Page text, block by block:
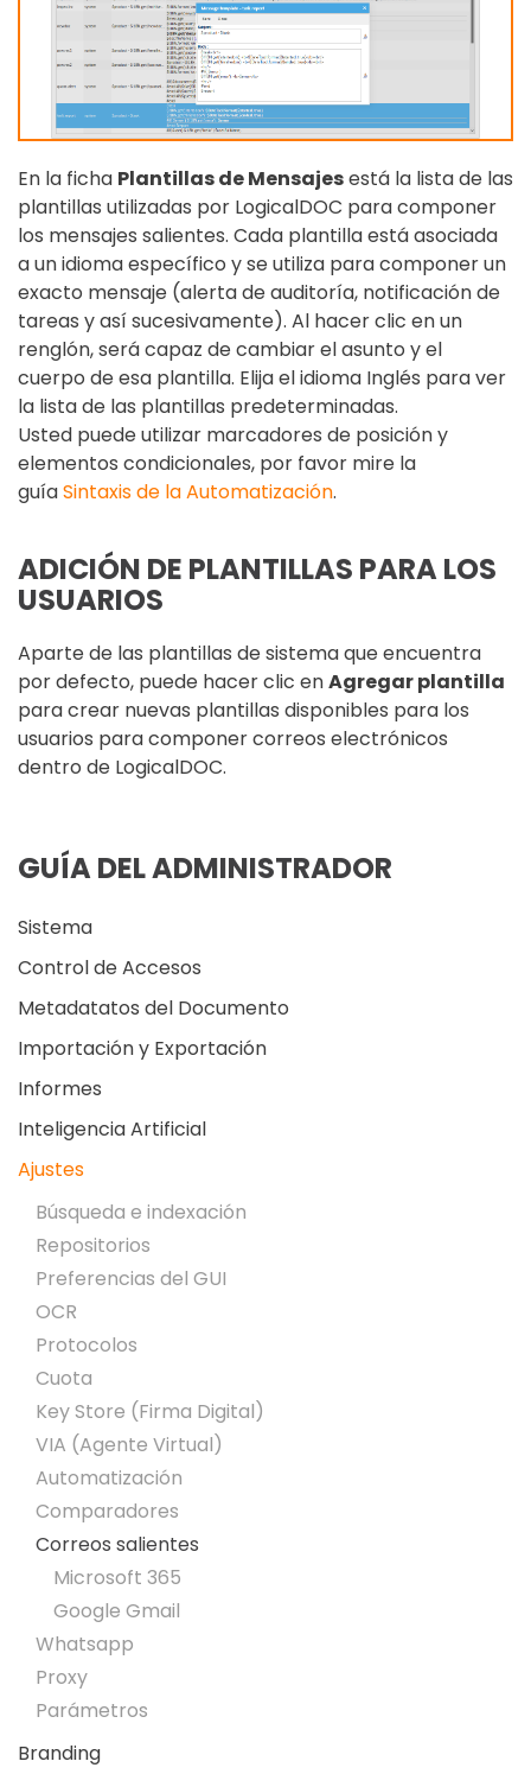
En la ficha Plantillas de Mensajesestá la lista de las
plantillas utilizadas por LogicalDOC para componer
los mensajes salientes. Cada plantilla está asociada
a un idioma específico y se utiliza para componer un
exacto mensaje (alerta de auditoría, notificación de
tareas y así sucesivamente). Al hacer clic en un
renglón, será capaz de cambiar el asunto y el
cuerpo de esa plantilla. Elija el idioma Inglés para ver
la lista de las plantillas predeterminadas.
Usted puede utilizar marcadores de posición y
elementos condicionales, por favor mire la
guíaSintaxis de la Automatización.
ADICIÓN DE PLANTILLAS PARA LOS
USUARIOS
Aparte de las plantillas de sistema que encuentra
por defecto, puede hacer clic enAgregar plantilla
para crear nuevas plantillas disponibles para los
usuarios para componer correos electrónicos
dentro de LogicalDOC.
GUÍA DEL ADMINISTRADOR
Sistema
Control de Accesos
Metadatatos del Documento
Importación y Exportación
Informes
Inteligencia Artificial
Ajustes
Búsqueda e indexación
Repositorios
Preferencias del GUI
OCR
Protocolos
Cuota
Key Store (Firma Digital)
VIA (Agente Virtual)
Automatización
Comparadores
Correos salientes
Microsoft 365
Google Gmail
Whatsapp
Proxy
Parámetros
Branding